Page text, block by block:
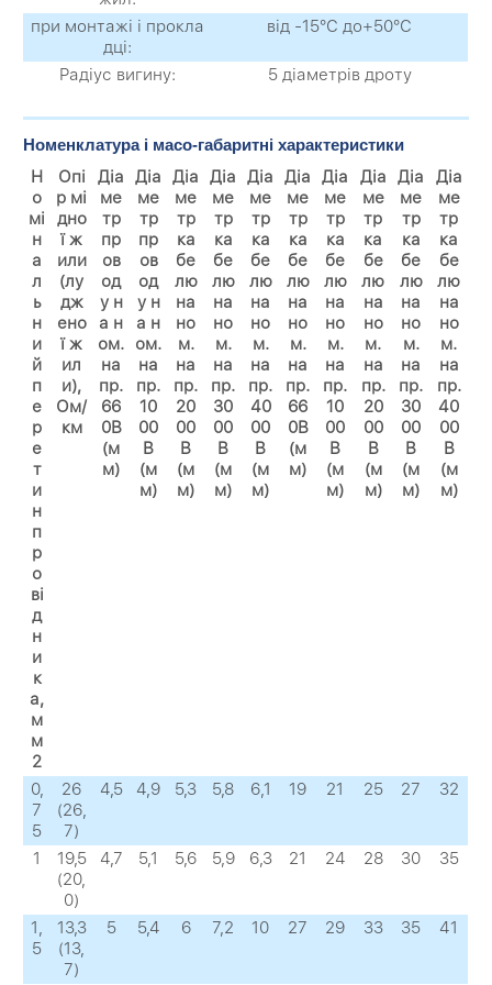
при монтажі і прокла
дці:
від -15°С до+50°С
Радіус вигину: 5 діаметрів дроту
Номенклатура і масо-габаритні характеристики
Н
о
мі
н
а
л
ь
н
и
й
п
е
р
е
т
и
н
п
р
о
ві
д
н
и
к
а,
м
м
2
Опі
р мі
дно
ї ж
или
(лу
дж
ено
ї ж
ил
и),
Ом/
км
Діа
ме
тр
пр
ов
од
у н
а н
ом.
на
пр.
66
0В
(м
м)
Діа
ме
тр
пр
ов
од
у н
а н
ом.
на
пр.
10
00
В
(м
м)
Діа
ме
тр
ка
бе
лю
на
но
м.
на
пр.
20
00
В
(м
м)
Діа
ме
тр
ка
бе
лю
на
но
м.
на
пр.
30
00
В
(м
м)
Діа
ме
тр
ка
бе
лю
на
но
м.
на
пр.
40
00
В
(м
м)
Діа
ме
тр
ка
бе
лю
на
но
м.
на
пр.
66
0В
(м
м)
Діа
ме
тр
ка
бе
лю
на
но
м.
на
пр.
10
00
В
(м
м)
Діа
ме
тр
ка
бе
лю
на
но
м.
на
пр.
20
00
В
(м
м)
Діа
ме
тр
ка
бе
лю
на
но
м.
на
пр.
30
00
В
(м
м)
Діа
ме
тр
ка
бе
лю
на
но
м.
на
пр.
40
00
В
(м
м)
0,
7
5
26
(26,
7)
4,5 4,9 5,3 5,8 6,1 19 21 25 27 32
1
19,5
(20,
0)
4,7 5,1 5,6 5,9 6,3 21 24 28 30 35
1,
5
13,3
(13,
7)
5 5,4 6 7,2 10 27 29 33 35 41